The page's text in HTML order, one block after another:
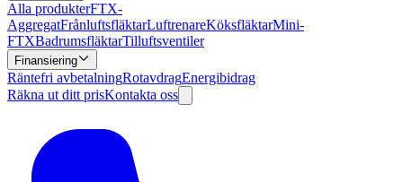
Alla produkterFTX-
AggregatFrånluftsfläktarLuftrenareKöksfläktarMini-
FTXBadrumsfläktarTilluftsventiler
Finansiering
Räntefri avbetalningRotavdragEnergibidrag
Räkna ut ditt prisKontakta oss